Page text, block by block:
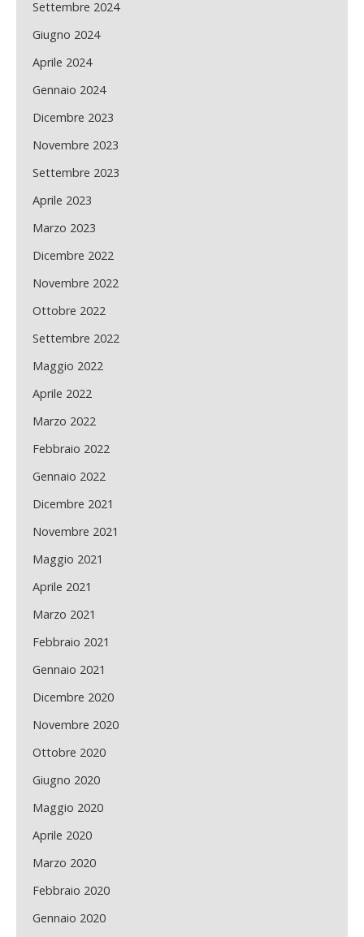
Settembre 2024
Giugno 2024
Aprile 2024
Gennaio 2024
Dicembre 2023
Novembre 2023
Settembre 2023
Aprile 2023
Marzo 2023
Dicembre 2022
Novembre 2022
Ottobre 2022
Settembre 2022
Maggio 2022
Aprile 2022
Marzo 2022
Febbraio 2022
Gennaio 2022
Dicembre 2021
Novembre 2021
Maggio 2021
Aprile 2021
Marzo 2021
Febbraio 2021
Gennaio 2021
Dicembre 2020
Novembre 2020
Ottobre 2020
Giugno 2020
Maggio 2020
Aprile 2020
Marzo 2020
Febbraio 2020
Gennaio 2020